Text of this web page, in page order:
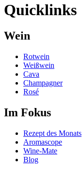
Quicklinks
Wein
Rotwein
Weißwein
Cava
Champagner
Rosé
Im Fokus
Rezept des Monats
Aromascope
Wine-Mate
Blog